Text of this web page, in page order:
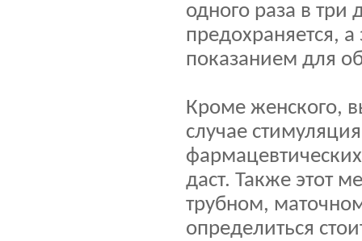
одного раза в
предохраняется, а
показанием для
Кроме женского,
случае
даст. Также этот
трубном,
определиться